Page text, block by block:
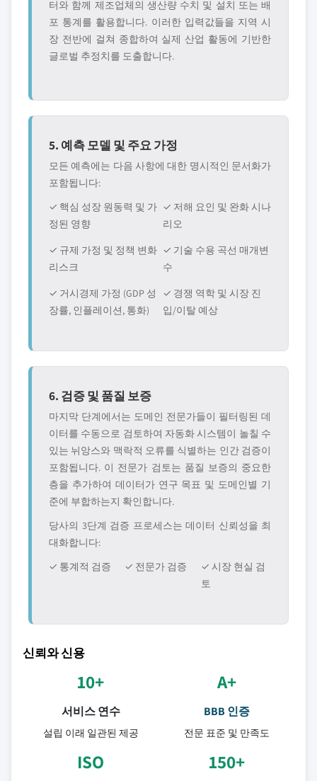
터와 함께 제조업체의 생산량 수치 및 설치 또는 배
포 통계를 활용합니다. 이러한 입력값들을 지역 시
장 전반에 걸쳐 종합하여 실제 산업 활동에 기반한
글로벌 추정치를 도출합니다.
5. 예측 모델 및 주요 가정
모든 예측에는 다음 사항에 대한 명시적인 문서화가
포함됩니다:
✓ 핵심 성장 원동력 및 가
정된 영향
✓ 저해 요인 및 완화 시나
리오
✓ 규제 가정 및 정책 변화
리스크
✓ 기술 수용 곡선 매개변
수
✓ 거시경제 가정 (GDP 성
장률, 인플레이션, 통화)
✓ 경쟁 역학 및 시장 진
입/이탈 예상
6. 검증 및 품질 보증
마지막 단계에서는 도메인 전문가들이 필터링된 데
이터를 수동으로 검토하여 자동화 시스템이 놀칠 수
있는 뉘앙스와 맥락적 오류를 식별하는 인간 검증이
포함됩니다. 이 전문가 검토는 품질 보증의 중요한
층을 추가하여 데이터가 연구 목표 및 도메인별 기
준에 부합하는지 확인합니다.
당사의 3단계 검증 프로세스는 데이터 신뢰성을 최
대화합니다:
✓ 통계적 검증
✓ 전문가 검증
✓ 시장 현실 검
토
신뢰와 신용
10+
서비스 연수
설립 이래 일관된 제공
A+
BBB 인증
전문 표준 및 만족도
ISO 150+